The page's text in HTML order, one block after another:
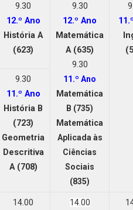
9.30
12.º Ano
História A
(623)
9.30
12.º Ano
Matemática
A (635)
9.30
11.º Ano
Matemática
B (735)
Matemática
Aplicada às
Ciências
Sociais
(835)
9.30
11.º Ano
História B
(723)
Geometria
Descritiva
A (708)
14.00
14.00